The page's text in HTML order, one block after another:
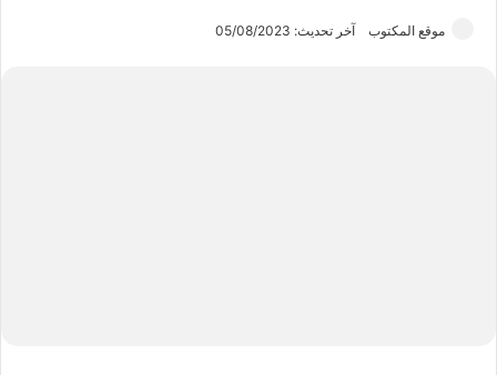
موقع المكتوب آخر تحديث: 05/08/2023